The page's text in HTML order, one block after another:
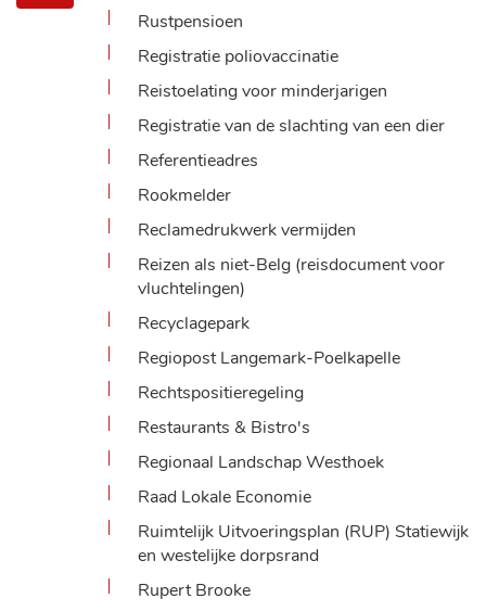
Rustpensioen
Registratie poliovaccinatie
Reistoelating voor minderjarigen
Registratie van de slachting van een dier
Referentieadres
Rookmelder
Reclamedrukwerk vermijden
Reizen als niet-Belg (reisdocument voor
vluchtelingen)
Recyclagepark
Regiopost Langemark-Poelkapelle
Rechtspositieregeling
Restaurants & Bistro's
Regionaal Landschap Westhoek
Raad Lokale Economie
Ruimtelijk Uitvoeringsplan (RUP) Statiewijk
en westelijke dorpsrand
Rupert Brooke